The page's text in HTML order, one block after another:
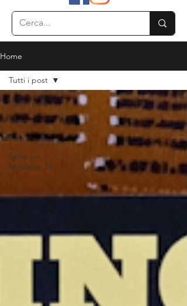
Home
Tutti i post
Libro
Film
Serie e
Miniserie TV
Tutti i post